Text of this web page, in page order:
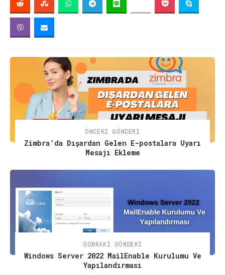
ÖNCEKI GÖNDERI
Zimbra’da Dışardan Gelen E-postalara Uyarı
Mesajı Ekleme
SONRAKI GÖNDERI
Windows Server 2022 MailEnable Kurulumu Ve
Yapılandırması